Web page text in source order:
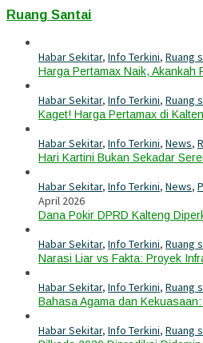
Ruang Santai
Habar Sekitar, Info Terkini, Ruang
Harga Pertamax Naik, Akankah
Habar Sekitar, Info Terkini, Ruang
Kaget! Harga Pertamax di
Habar Sekitar, Info Terkini, News,
Hari Kartini Bukan Sekadar
Habar Sekitar, Info Terkini, News,
April 2026
Dana Pokir DPRD Kalteng
Habar Sekitar, Info Terkini, Ruang
Narasi Liar vs Fakta: Proyek
Habar Sekitar, Info Terkini, Ruang
Bahasa Agama dan
Habar Sekitar, Info Terkini, Ruang